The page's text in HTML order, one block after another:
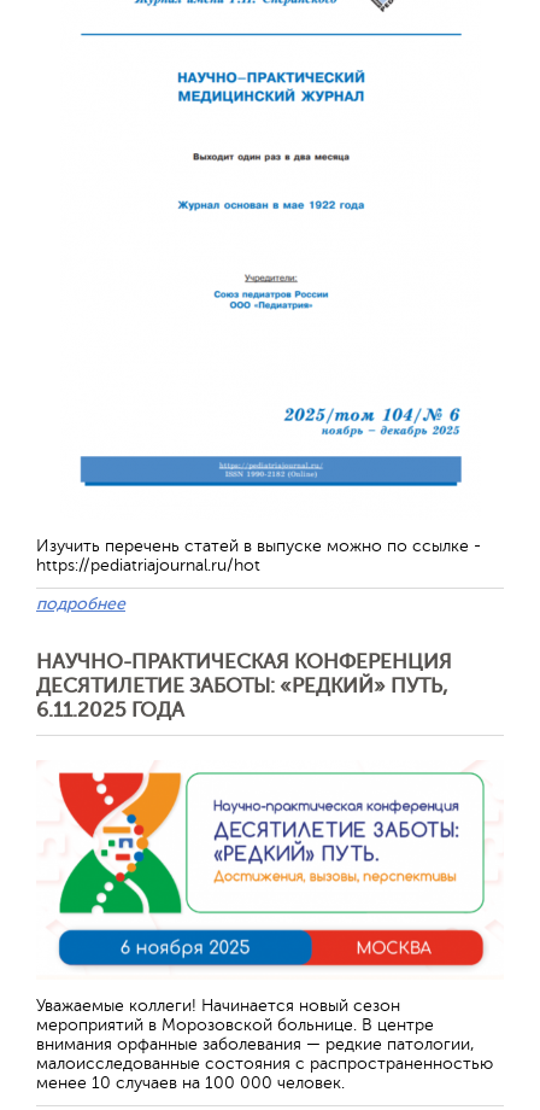
Изучить перечень статей в выпуске можно по ссылке -
https://pediatriajournal.ru/hot
подробнее
НАУЧНО-ПРАКТИЧЕСКАЯ КОНФЕРЕНЦИЯ
ДЕСЯТИЛЕТИЕ ЗАБОТЫ: «РЕДКИЙ» ПУТЬ,
6.11.2025 ГОДА
Уважаемые коллеги! Начинается новый сезон
мероприятий в Морозовской больнице. В центре
внимания орфанные заболевания — редкие патологии,
малоисследованные состояния с распространенностью
менее 10 случаев на 100 000 человек.